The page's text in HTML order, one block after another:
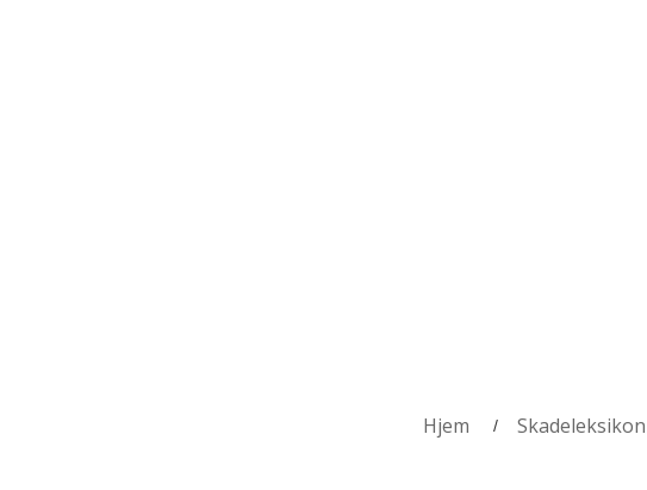
Hjem / Skadeleksikon